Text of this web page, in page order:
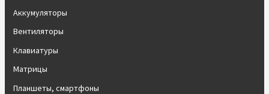
Аккумуляторы
Вентиляторы
Клавиатуры
Матрицы
Планшеты, смартфоны